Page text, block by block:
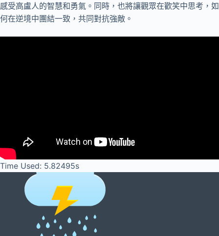
感受高盧人的智慧和勇氣。同時，也將讓觀眾在歡笑中思考，如
何在逆境中團結一致，共同對抗強敵。
Time Used: 5.82495s